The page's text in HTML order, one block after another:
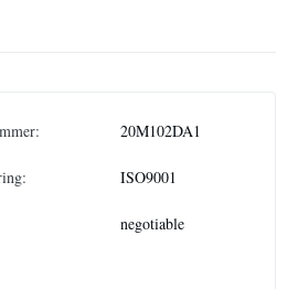
20M102DA1
ISO9001
negotiable